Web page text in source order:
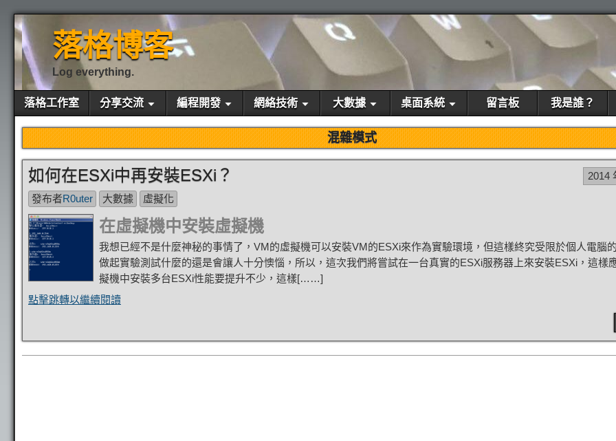
落格博客
Log everything.
落格工作室 分享交流 編程開發 網絡技術 大數據 桌面系統 留言板 我是誰？
混雜模式
如何在ESXi中再安裝ESXi？
2014
發布者R0uter 大數據 虛擬化
在虛擬機中安裝虛擬機
我想已經不是什麼神秘的事情了，VM的虛擬機可以安裝VM的ESXi來作為實驗環境，但這樣終究受限於個人電腦
做起實驗測試什麼的還是會讓人十分懊惱，所以，這次我們將嘗試在一台真實的ESXi服務器上來安裝ESXi，這樣
擬機中安裝多台ESXi性能要提升不少，這樣[……]
點擊跳轉以繼續閱讀